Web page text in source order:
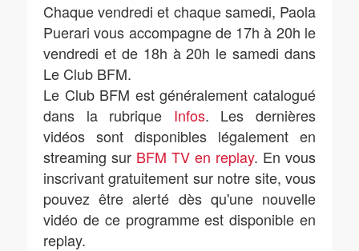
Chaque vendredi et chaque samedi, Paola
Puerari vous accompagne de 17h à 20h le
vendredi et de 18h à 20h le samedi dans
Le Club BFM.
Le Club BFM est généralement catalogué
dans la rubrique Infos. Les dernières
vidéos sont disponibles légalement en
streaming sur BFM TV en replay. En vous
inscrivant gratuitement sur notre site, vous
pouvez être alerté dès qu'une nouvelle
vidéo de ce programme est disponible en
replay.